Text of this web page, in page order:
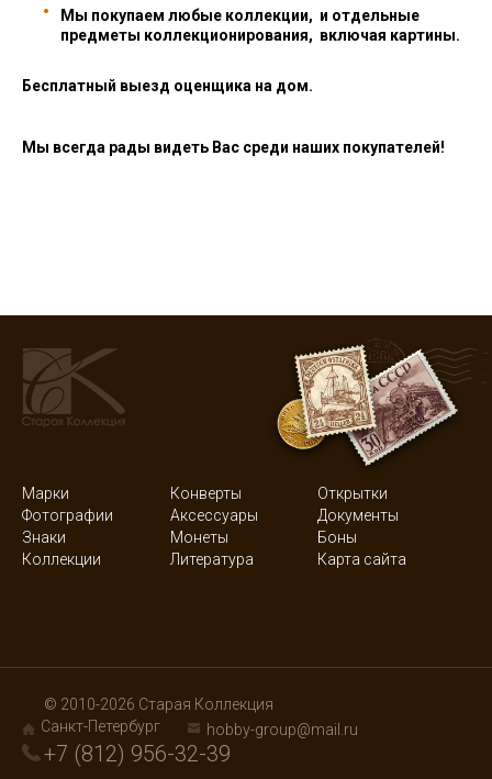
Мы покупаем любые коллекции, и отдельные
предметы коллекционирования, включая картины.
Бесплатный выезд оценщика на дом.
Мы всегда рады видеть Вас среди наших покупателей!
Марки Конверты
Открытки
Фотографии
Аксессуары
Документы
Знаки
Монеты
Боны
Коллекции
Литература Карта сайта
© 2010-2026 Старая Коллекция
Санкт-Петербург
hobby-group@mail.ru
+7 (812) 956-32-39